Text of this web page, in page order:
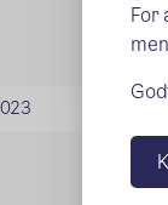
For